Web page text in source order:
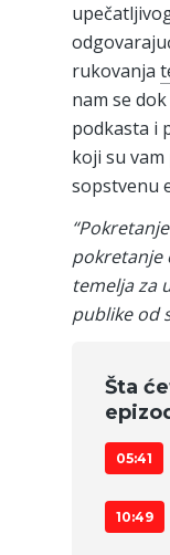
rukovanja
nam se
podkasta i
koji su
sopstvenu
pokretanje
temelja za
publike od
Šta
05:41
10:49